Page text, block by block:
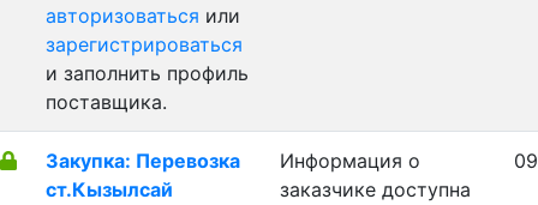
авторизоваться или
зарегистрироваться
и заполнить профиль
поставщика.
Закупка: Перевозка
ст.Кызылсай
Информация о
заказчике доступна